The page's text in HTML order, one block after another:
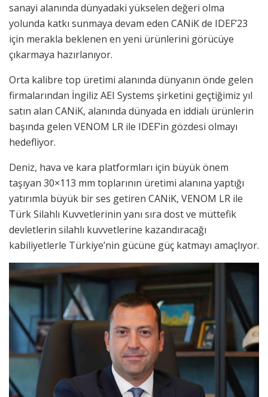
sanayi alanında dünyadaki yükselen değeri olma
yolunda katkı sunmaya devam eden CANiK de IDEF’23
için merakla beklenen en yeni ürünlerini görücüye
çıkarmaya hazırlanıyor.
Orta kalibre top üretimi alanında dünyanın önde gelen
firmalarından İngiliz AEI Systems şirketini geçtiğimiz yıl
satın alan CANiK, alanında dünyada en iddialı ürünlerin
başında gelen VENOM LR ile IDEF’in gözdesi olmayı
hedefliyor.
Deniz, hava ve kara platformları için büyük önem
taşıyan 30×113 mm toplarının üretimi alanına yaptığı
yatırımla büyük bir ses getiren CANiK, VENOM LR ile
Türk Silahlı Kuvvetlerinin yanı sıra dost ve müttefik
devletlerin silahlı kuvvetlerine kazandıracağı
kabiliyetlerle Türkiye’nin gücüne güç katmayı amaçlıyor.